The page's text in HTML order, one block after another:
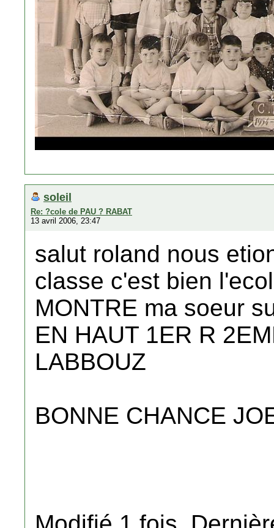
soleil
Re: ?cole de PAU ? RABAT
13 avril 2006, 23:47
salut roland nous
classe c'est bien
MONTRE ma soeur
EN HAUT 1ER R
LABBOUZ
BONNE CHANCE